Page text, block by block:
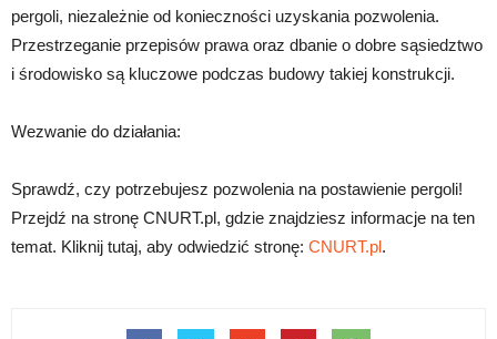
pergoli, niezależnie od konieczności uzyskania pozwolenia.
Przestrzeganie przepisów prawa oraz dbanie o dobre sąsiedztwo
i środowisko są kluczowe podczas budowy takiej konstrukcji.
Wezwanie do działania:
Sprawdź, czy potrzebujesz pozwolenia na postawienie pergoli!
Przejdź na stronę CNURT.pl, gdzie znajdziesz informacje na ten
temat. Kliknij tutaj, aby odwiedzić stronę: CNURT.pl.